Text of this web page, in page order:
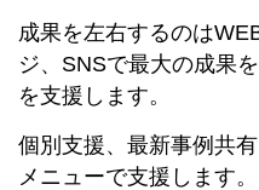
成果を左右するのは
ジ、SNSで最大の成果
を支援します。
個別支援、最新事例共
メニューで支援します。